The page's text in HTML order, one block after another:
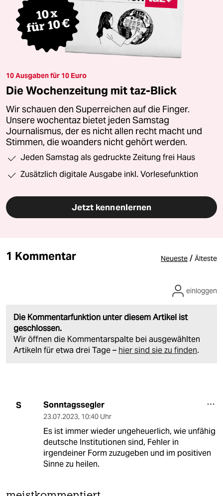
10 Ausgaben für 10 Euro
Die Wochenzeitung mit taz-Blick
Wir schauen den Superreichen auf die Finger.
Unsere wochentaz bietet jeden Samstag
Journalismus, der es nicht allen recht macht und
Stimmen, die woanders nicht gehört werden.
Jeden Samstag als gedruckte Zeitung frei Haus
Zusätzlich digitale Ausgabe inkl. Vorlesefunktion
Jetzt kennenlernen
1 Kommentar Neueste / Älteste
Die Kommentarfunktion unter diesem Artikel ist
geschlossen.
Wir öffnen die Kommentarspalte bei ausgewählten
Artikeln für etwa drei Tage – hier sind sie zu finden.
einloggen
S Sonntagssegler
23.07.2023, 10:40 Uhr
Es ist immer wieder ungeheuerlich, wie unfähig
deutsche Institutionen sind, Fehler in
irgendeiner Form zuzugeben und im positiven
Sinne zu heilen.